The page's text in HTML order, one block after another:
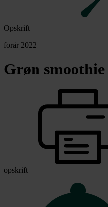
Opskrift
forår 2022
Grøn smoothie
opskrift